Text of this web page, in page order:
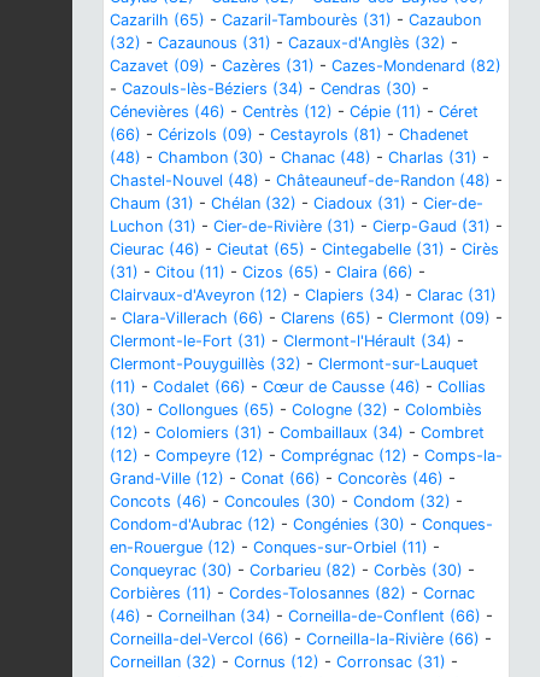
Cazarilh (65) - Cazaril-Tambourès (31) - Cazaubon
(32) - Cazaunous (31) - Cazaux-d'Anglès (32) -
Cazavet (09) - Cazères (31) - Cazes-Mondenard (82)
- Cazouls-lès-Béziers (34) - Cendras (30) -
Cénevières (46) - Centrès (12) - Cépie (11) - Céret
(66) - Cérizols (09) - Cestayrols (81) - Chadenet
(48) - Chambon (30) - Chanac (48) - Charlas (31) -
Chastel-Nouvel (48) - Châteauneuf-de-Randon (48) -
Chaum (31) - Chélan (32) - Ciadoux (31) - Cier-de-
Luchon (31) - Cier-de-Rivière (31) - Cierp-Gaud (31) -
Cieurac (46) - Cieutat (65) - Cintegabelle (31) - Cirès
(31) - Citou (11) - Cizos (65) - Claira (66) -
Clairvaux-d'Aveyron (12) - Clapiers (34) - Clarac (31)
- Clara-Villerach (66) - Clarens (65) - Clermont (09) -
Clermont-le-Fort (31) - Clermont-l'Hérault (34) -
Clermont-Pouyguillès (32) - Clermont-sur-Lauquet
(11) - Codalet (66) - Cœur de Causse (46) - Collias
(30) - Collongues (65) - Cologne (32) - Colombiès
(12) - Colomiers (31) - Combaillaux (34) - Combret
(12) - Compeyre (12) - Comprégnac (12) - Comps-la-
Grand-Ville (12) - Conat (66) - Concorès (46) -
Concots (46) - Concoules (30) - Condom (32) -
Condom-d'Aubrac (12) - Congénies (30) - Conques-
en-Rouergue (12) - Conques-sur-Orbiel (11) -
Conqueyrac (30) - Corbarieu (82) - Corbès (30) -
Corbières (11) - Cordes-Tolosannes (82) - Cornac
(46) - Corneilhan (34) - Corneilla-de-Conflent (66) -
Corneilla-del-Vercol (66) - Corneilla-la-Rivière (66) -
Corneillan (32) - Cornus (12) - Corronsac (31) -